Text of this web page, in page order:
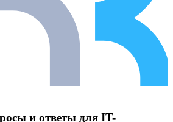
и ответы для IT-